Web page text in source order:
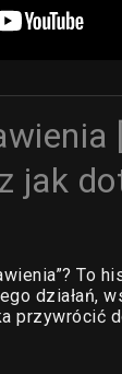
jak
To
działań,
przywrócić